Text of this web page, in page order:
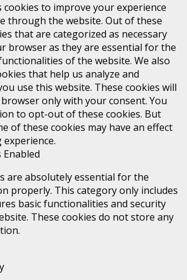
cookies to improve your experience
through the website. Out of these
that are categorized as necessary
browser as they are essential for the
of the website. We also
that help us analyze and
use this website. These cookies will
only with your consent. You
to opt-out of these cookies. But
of these cookies may have an effect
Enabled
are absolutely essential for the
properly. This category only includes
basic functionalities and security
These cookies do not store any